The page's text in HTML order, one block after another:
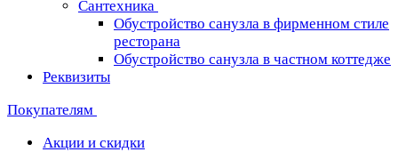
Сантехника
Обустройство санузла в фирменном стиле
ресторана
Обустройство санузла в частном коттедже
Реквизиты
Покупателям
Акции и скидки